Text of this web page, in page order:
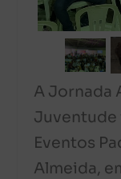
A Jornada
Juventude
Eventos
Almeida,